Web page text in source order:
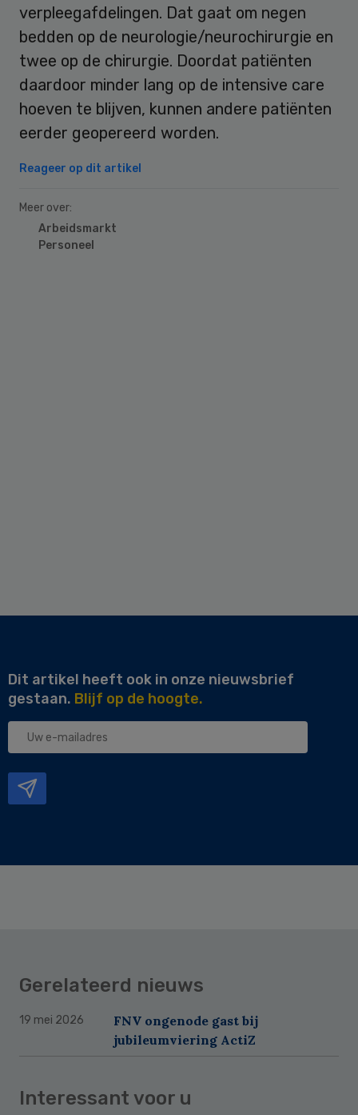
verpleegafdelingen. Dat gaat om negen
bedden op de neurologie/neurochirurgie en
twee op de chirurgie. Doordat patiënten
daardoor minder lang op de intensive care
hoeven te blijven, kunnen andere patiënten
eerder geopereerd worden.
Reageer op dit artikel
Meer over:
Arbeidsmarkt
Personeel
Dit artikel heeft ook in onze nieuwsbrief
gestaan. Blijf op de hoogte.
Uw
Gerelateerd nieuws
19 mei 2026
FNV ongenode gast bij
jubileumviering ActiZ
Interessant voor u